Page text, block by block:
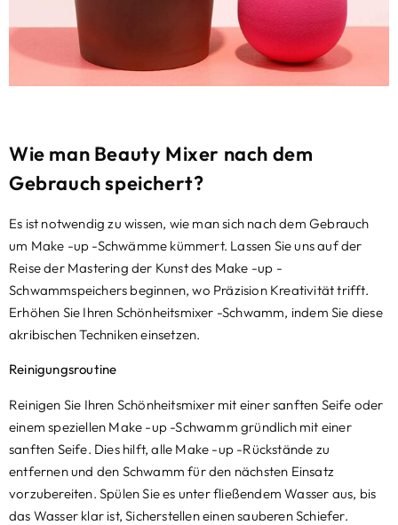
Wie man Beauty Mixer nach dem
Gebrauch speichert?
Es ist notwendig zu wissen, wie man sich nach dem Gebrauch
um Make -up -Schwämme kümmert. Lassen Sie uns auf der
Reise der Mastering der Kunst des Make -up -
Schwammspeichers beginnen, wo Präzision Kreativität trifft.
Erhöhen Sie Ihren Schönheitsmixer -Schwamm, indem Sie diese
akribischen Techniken einsetzen.
Reinigungsroutine
Reinigen Sie Ihren Schönheitsmixer mit einer sanften Seife oder
einem speziellen Make -up -Schwamm gründlich mit einer
sanften Seife. Dies hilft, alle Make -up -Rückstände zu
entfernen und den Schwamm für den nächsten Einsatz
vorzubereiten. Spülen Sie es unter fließendem Wasser aus, bis
das Wasser klar ist, Sicherstellen einen sauberen Schiefer.